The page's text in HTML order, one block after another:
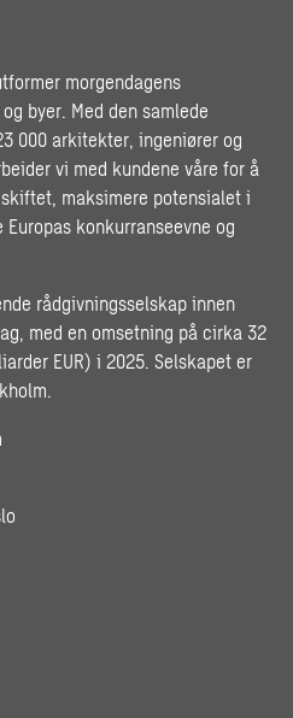
morgendagens
byer. Med den samlede
000 arkitekter, ingeniører og
vi med kundene våre for å
maksimere potensialet i
konkurranseevne og
rådgivningsselskap innen
med en omsetning på cirka 32
EUR) i 2025. Selskapet er